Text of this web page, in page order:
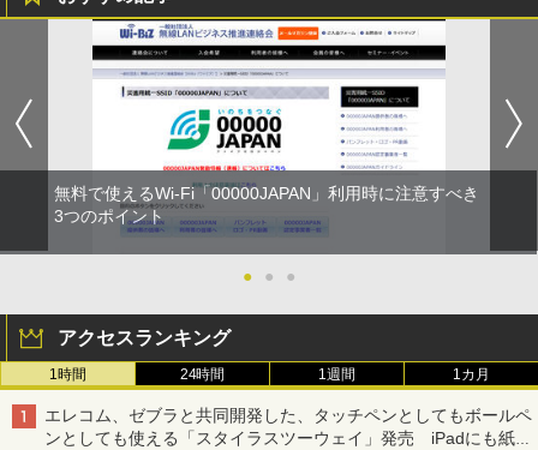
無料で使えるWi-Fi「00000JAPAN」利用時に注意すべき
3つのポイント
● ● ●
アクセスランキング
1時間 24時間 1週間 1カ月
エレコム、ゼブラと共同開発した、タッチペンとしてもボールペ
ンとしても使える「スタイラスツーウェイ」発売 iPadにも紙に